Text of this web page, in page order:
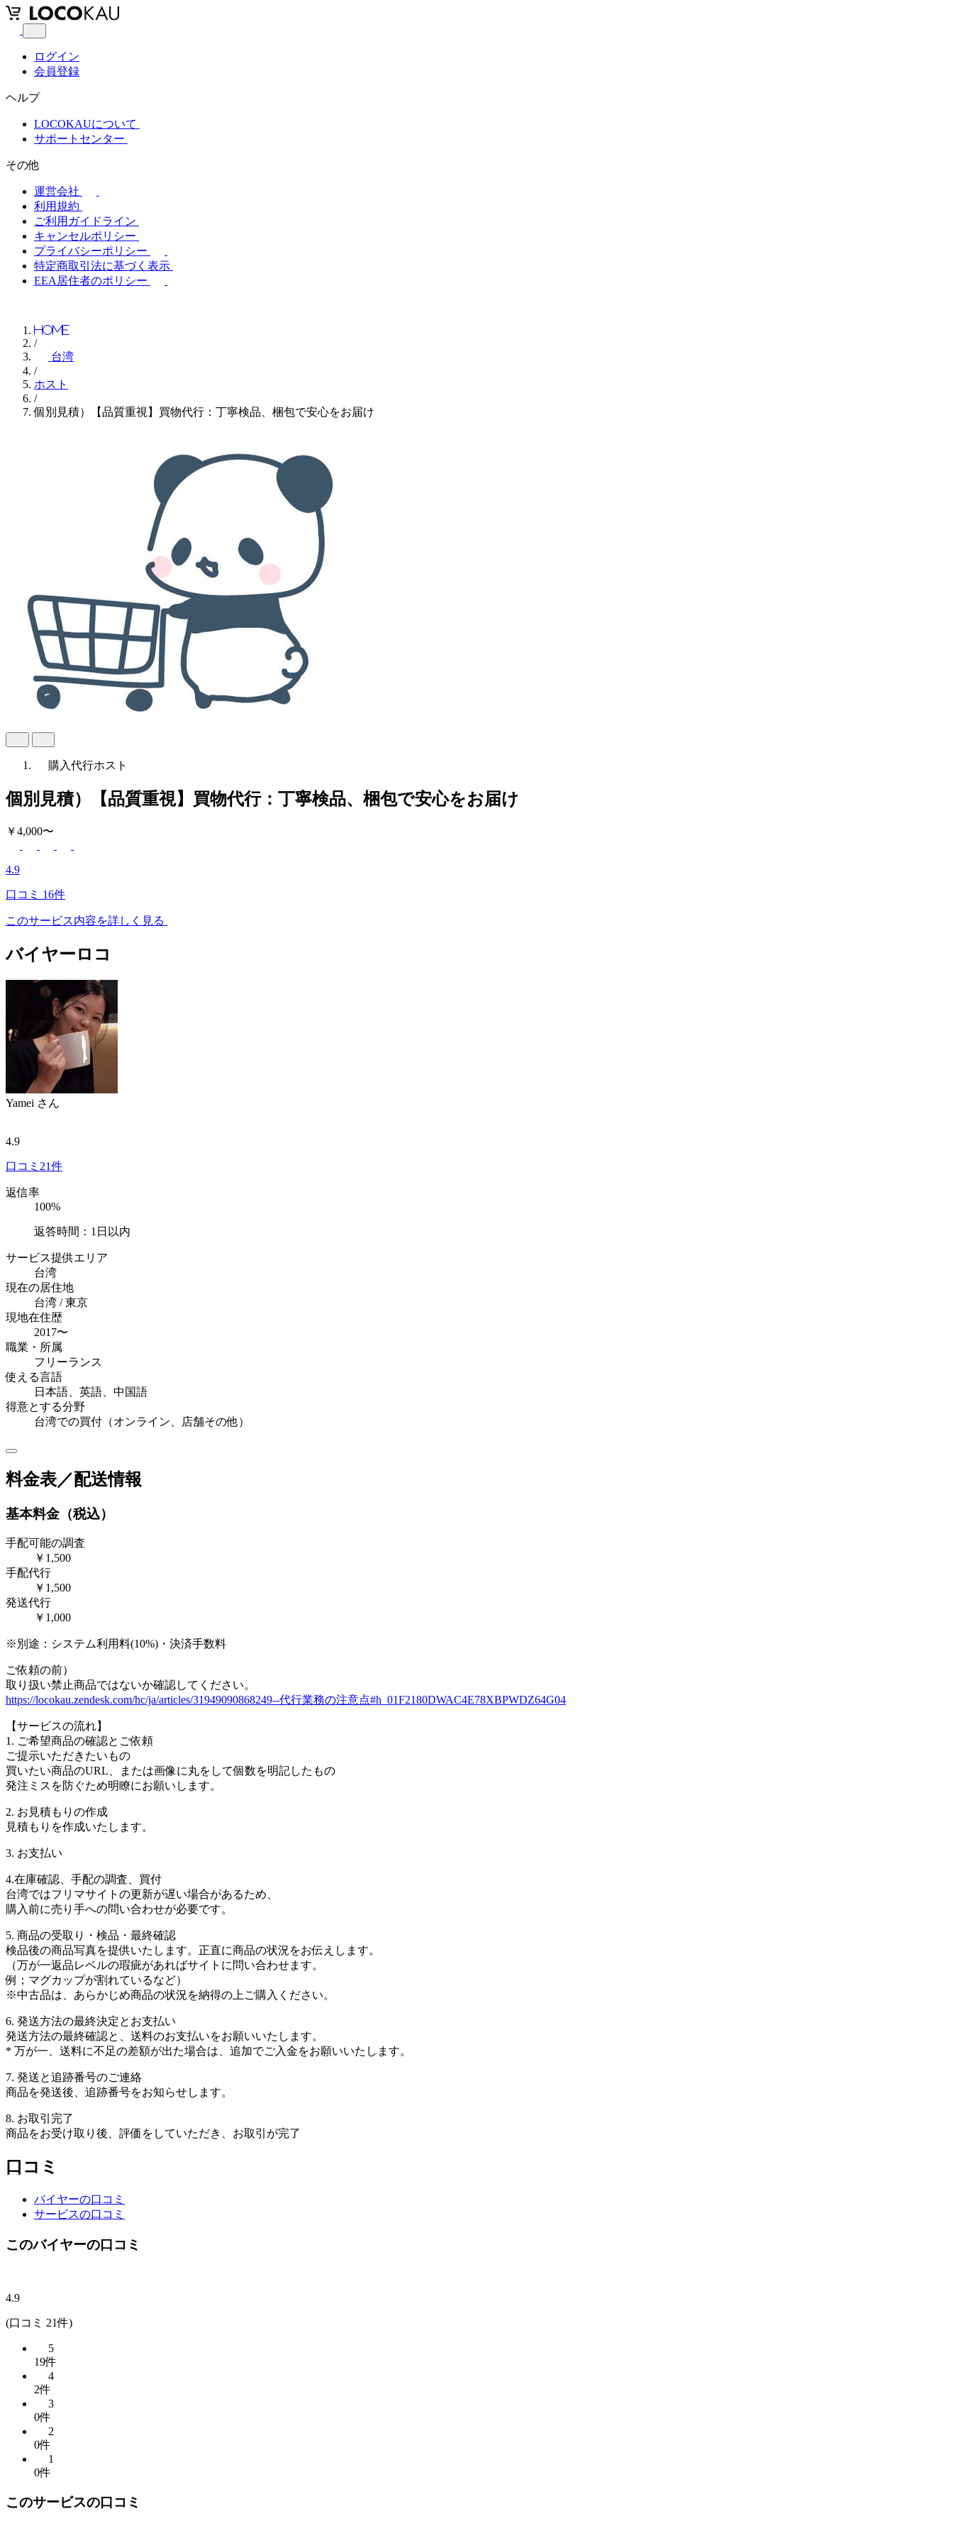
ログイン
会員登録
ヘルプ
LOCOKAUについて
サポートセンター
その他
運営会社
利用規約
ご利用ガイドライン
キャンセルポリシー
プライバシーポリシー
特定商取引法に基づく表示
EEA居住者のポリシー
Home
/
台湾
/
ホスト
/
個別見積）【品質重視】買物代行：丁寧検品、梱包で安心をお届け
購入代行ホスト
個別見積）【品質重視】買物代行：丁寧検品、梱包で安心をお届け
￥4,000〜
4.9
口コミ 16件
このサービス内容を詳しく見る
バイヤーロコ
Yamei さん
4.9
口コミ 21件
返信率
100%
返答時間：1日以内
サービス提供エリア
台湾
現在の居住地
台湾 / 東京
現地在住歴
2017〜
職業・所属
フリーランス
使える言語
日本語、英語、中国語
得意とする分野
台湾での買付（オンライン、店舗その他）
料金表／配送情報
基本料金（税込）
手配可能の調査
￥1,500
手配代行
￥1,500
発送代行
￥1,000
※別途：システム利用料(10%)・決済手数料
ご依頼の前）
取り扱い禁止商品ではないか確認してください。
https://locokau.zendesk.com/hc/ja/articles/31949090868249--代行業務の注意点#h_01F2180DWAC4E78XBPWDZ64G04
【サービスの流れ】
1. ご希望商品の確認とご依頼
ご提示いただきたいもの
買いたい商品のURL、または画像に丸をして個数を明記したもの
発注ミスを防ぐため明瞭にお願いします。
2. お見積もりの作成
見積もりを作成いたします。
3. お支払い
4.在庫確認、手配の調査、買付
台湾ではフリマサイトの更新が遅い場合があるため、
購入前に売り手への問い合わせが必要です。
5. 商品の受取り・検品・最終確認
検品後の商品写真を提供いたします。正直に商品の状況をお伝えします。
（万が一返品レベルの瑕疵があればサイトに問い合わせます。
例；マグカップが割れているなど）
※中古品は、あらかじめ商品の状況を納得の上ご購入ください。
6. 発送方法の最終決定とお支払い
発送方法の最終確認と、送料のお支払いをお願いいたします。
* 万が一、送料に不足の差額が出た場合は、追加でご入金をお願いいたします。
7. 発送と追跡番号のご連絡
商品を発送後、追跡番号をお知らせします。
8. お取引完了
商品をお受け取り後、評価をしていただき、お取引が完了
口コミ
バイヤーの口コミ
サービスの口コミ
このバイヤーの口コミ
4.9
(口コミ 21件)
5
19件
4
2件
3
0件
2
0件
1
0件
このサービスの口コミ